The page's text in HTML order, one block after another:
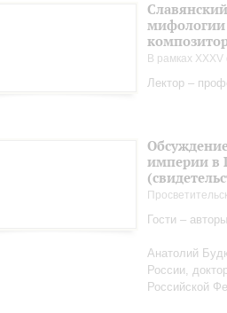
мифологии
В рамках
Лектор –
империи в
Гости –
Анатолий
России,
Российской